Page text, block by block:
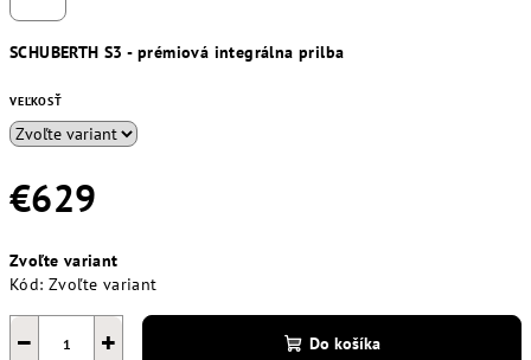
SCHUBERTH S3 - prémiová integrálna prilba
VEĽKOSŤ
€629
cena:
Zvoľte variant
Kód: Zvoľte variant
+
− Do košíka